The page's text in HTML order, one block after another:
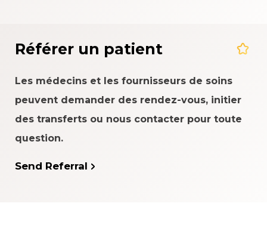
Référer un patient
Les médecins et les fournisseurs de soins
peuvent demander des rendez-vous, initier
des transferts ou nous contacter pour toute
question.
Send Referral